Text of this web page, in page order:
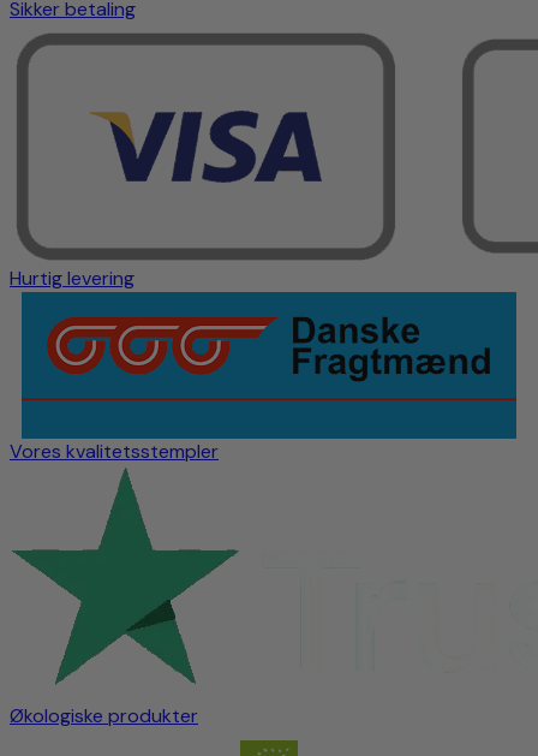
Sikker betaling
Hurtig levering
Vores kvalitetsstempler
Økologiske produkter